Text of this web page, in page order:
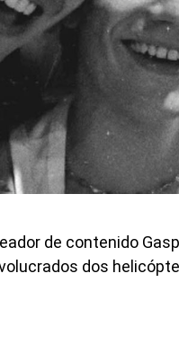
de contenido
dos